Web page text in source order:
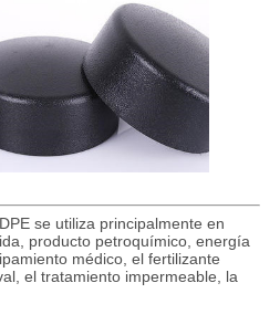
se utiliza principalmente en
producto petroquímico, energía
médico, el fertilizante
el tratamiento impermeable, la